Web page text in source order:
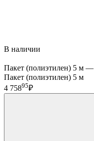
В наличии
Пакет (полиэтилен) 5 м —
Пакет (полиэтилен) 5 м
4 75895₽